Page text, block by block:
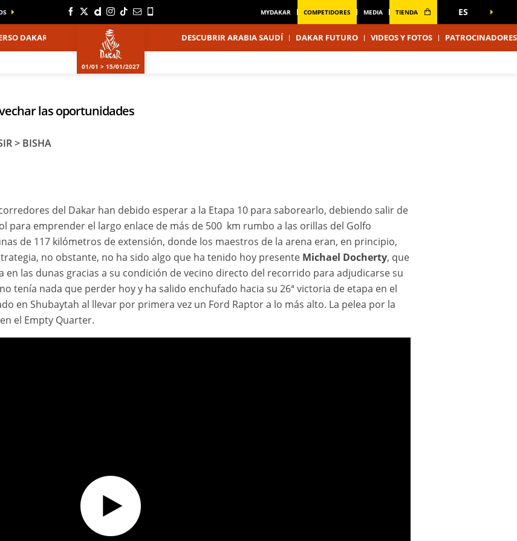
MYDAKAR COMPETIDORES MEDIA TIENDA ES
DAKAR
01/01 > 15/01/2027
DESCUBRIR ARABIA SAUDÍ DAKAR FUTURO VIDEOS Y FOTOS PATROCINADORES
las oportunidades
> BISHA
del Dakar han debido esperar a la Etapa 10 para saborearlo, debiendo salir de
para emprender el largo enlace de más de 500 km rumbo a las orillas del Golfo
de 117 kilómetros de extensión, donde los maestros de la arena eran, en principio,
no obstante, no ha sido algo que ha tenido hoy presente Michael Docherty, que
en las dunas gracias a su condición de vecino directo del recorrido para adjudicarse su
no tenía nada que perder hoy y ha salido enchufado hacia su 26ª victoria de etapa en el
en Shubaytah al llevar por primera vez un Ford Raptor a lo más alto. La pelea por la
el Empty Quarter.